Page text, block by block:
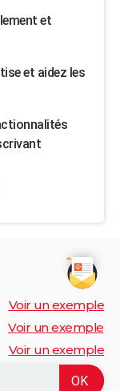
et
et aidez les
Voir un exemple
Voir un exemple
Voir un exemple